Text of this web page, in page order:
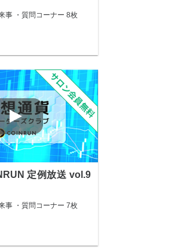
事 ・質問コーナー 8枚
定例放送 vol.9
事 ・質問コーナー 7枚